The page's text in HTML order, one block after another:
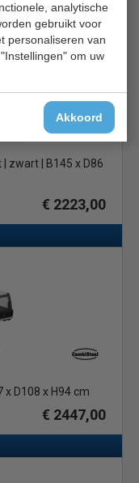
analytische
gebruikt voor
personaliseren van
om uw
Akkoord
zwart | B145 x D86
€ 2223,00
D108 x H94 cm
€ 2447,00